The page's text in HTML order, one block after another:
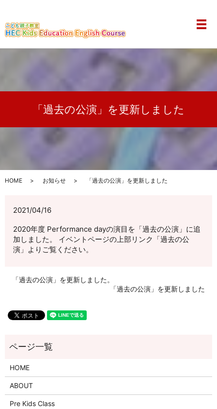
メ
「過去の公演」を更新しました
HOME お知らせ 「過去の公演」を更新しました
2021/04/16
2020年度 Performance dayの演目を「過去の公演」に追
加しました。 イベントページの上部リンク「過去の公
演」よりご覧ください。
「過去の公演」を更新しました。
「過去の公演」を更新しました
HOME
ABOUT
Pre Kids Class